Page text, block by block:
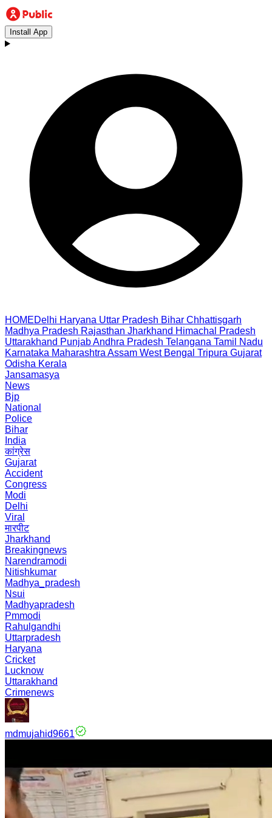
Install App
HOMEDelhi Haryana Uttar Pradesh Bihar Chhattisgarh
Madhya Pradesh Rajasthan Jharkhand Himachal Pradesh
Uttarakhand PunjabAndhra Pradesh Telangana Tamil Nadu
Karnataka Maharashtra Assam West Bengal Tripura Gujarat
Odisha Kerala
Jansamasya
News
Bjp
National
Police
Bihar
India
कांग्रेस
Gujarat
Accident
Congress
Modi
Delhi
Viral
मारपीट
Jharkhand
Breakingnews
Narendramodi
Nitishkumar
Madhya_pradesh
Nsui
Madhyapradesh
Pmmodi
Rahulgandhi
Uttarpradesh
Haryana
Cricket
Lucknow
Uttarakhand
Crimenews
mdmujahid9661